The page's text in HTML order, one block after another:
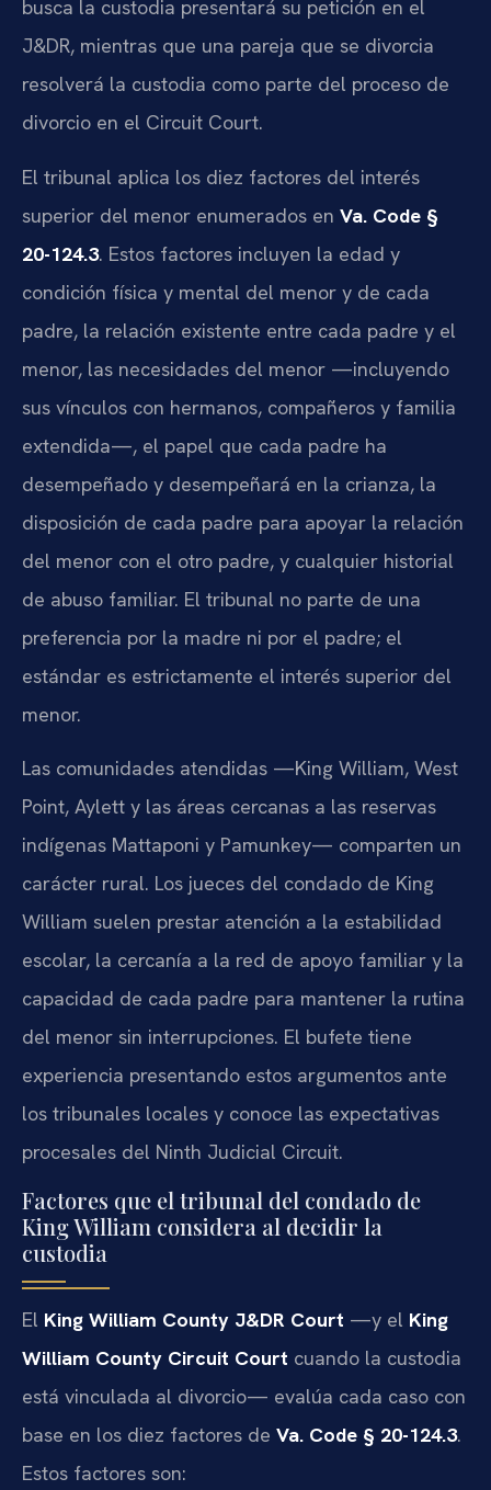
busca la custodia presentará su petición en el
J&DR, mientras que una pareja que se divorcia
resolverá la custodia como parte del proceso de
divorcio en el Circuit Court.
El tribunal aplica los diez factores del interés
superior del menor enumerados en Va. Code §
20-124.3. Estos factores incluyen la edad y
condición física y mental del menor y de cada
padre, la relación existente entre cada padre y el
menor, las necesidades del menor —incluyendo
sus vínculos con hermanos, compañeros y familia
extendida—, el papel que cada padre ha
desempeñado y desempeñará en la crianza, la
disposición de cada padre para apoyar la relación
del menor con el otro padre, y cualquier historial
de abuso familiar. El tribunal no parte de una
preferencia por la madre ni por el padre; el
estándar es estrictamente el interés superior del
menor.
Las comunidades atendidas —King William, West
Point, Aylett y las áreas cercanas a las reservas
indígenas Mattaponi y Pamunkey— comparten un
carácter rural. Los jueces del condado de King
William suelen prestar atención a la estabilidad
escolar, la cercanía a la red de apoyo familiar y la
capacidad de cada padre para mantener la rutina
del menor sin interrupciones. El bufete tiene
experiencia presentando estos argumentos ante
los tribunales locales y conoce las expectativas
procesales del Ninth Judicial Circuit.
Factores que el tribunal del condado de
King William considera al decidir la
custodia
El King William County J&DR Court —y el King
William County Circuit Court cuando la custodia
está vinculada al divorcio— evalúa cada caso con
base en los diez factores de Va. Code § 20-124.3.
Estos factores son: